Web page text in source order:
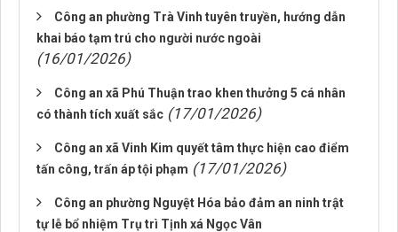
Công an phường Trà Vinh tuyên truyền, hướng dẫn
khai báo tạm trú cho người nước ngoài
(16/01/2026)
Công an xã Phú Thuận trao khen thưởng 5 cá nhân
có thành tích xuất sắc (17/01/2026)
Công an xã Vinh Kim quyết tâm thực hiện cao điểm
tấn công, trấn áp tội phạm (17/01/2026)
Công an phường Nguyệt Hóa bảo đảm an ninh trật
tự lễ bổ nhiệm Trụ trì Tịnh xá Ngọc Vân